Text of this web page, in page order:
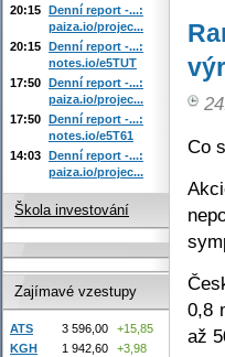
Co
0,8
až
20:15 Denní report -...:
paiza.io/projec...
20:15 Denní report -...:
notes.io/e5TUT
17:50 Denní report -...:
paiza.io/projec...
17:50 Denní report -...:
notes.io/e5T61
14:03 Denní report -...:
paiza.io/projec...
Škola investování
Zajímavé vzestupy
ATS 3 596,00
+15,85
KGH
1 942,60
+3,98